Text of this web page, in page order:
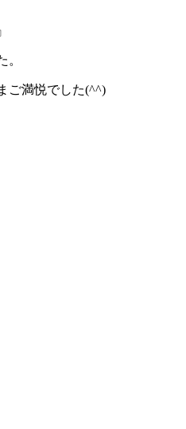
ご満悦でした(^^)